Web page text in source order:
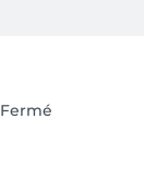
Fermé